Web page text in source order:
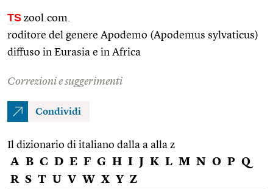
TS zool.com.
roditore del genere Apodemo (Apodemus sylvaticus)
diffuso in Eurasia e in Africa
Correzioni e suggerimenti
Condividi
Il dizionario di italiano dalla a alla z
A B C D E F G H I J K L M N O P Q
R S T U V W X Y Z